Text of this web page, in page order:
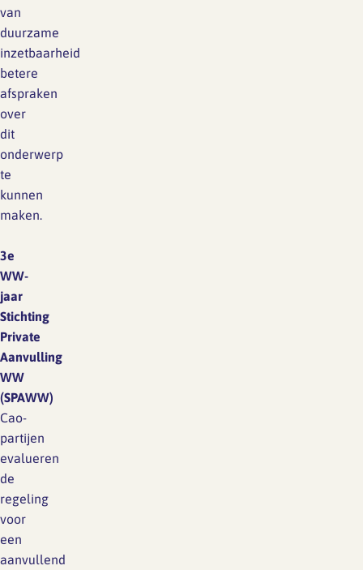
van
duurzame
inzetbaarheid
betere
afspraken
over
dit
onderwerp
te
kunnen
maken.
3e
WW-
jaar
Stichting
Private
Aanvulling
WW
(SPAWW)
Cao-
partijen
evalueren
de
regeling
voor
een
aanvullend